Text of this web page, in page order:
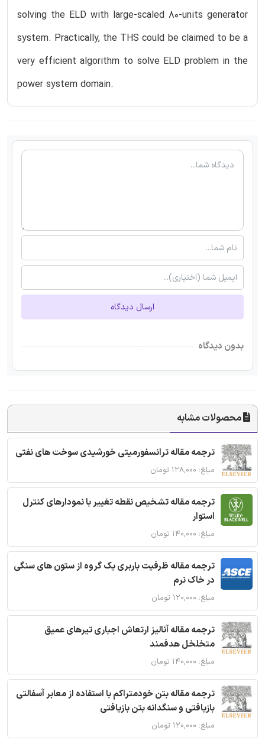
solving the ELD with large-scaled 80-units generator
system. Practically, the THS could be claimed to be a
very efficient algorithm to solve ELD problem in the
power system domain.
ارسال دیدگاه
بدون دیدگاه
محصولات مشابه
ترجمه مقاله ترانسفورمیتی خورشیدی سوخت های نفتی
مبلغ: ۱۲۸,۰۰۰ تومان
ترجمه مقاله تشخیص نقطه تغییر با نمودارهای کنترل
استوار
مبلغ: ۱۴۰,۰۰۰ تومان
ترجمه مقاله ظرفیت باربری یک گروه از ستون های سنگی
در خاک نرم
مبلغ: ۱۲۰,۰۰۰ تومان
ترجمه مقاله آنالیز ارتعاش اجباری تیرهای عمیق
متخلخل هدفمند
مبلغ: ۱۴۰,۰۰۰ تومان
ترجمه مقاله بتن خودمتراکم با استفاده از معابر آسفالتی
بازیافتی و سنگدانه بتن بازیافتی
مبلغ: ۱۲۰,۰۰۰ تومان